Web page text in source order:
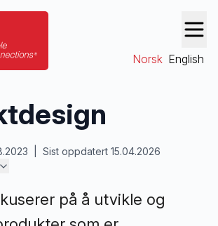
Norsk English
| Sist oppdatert 15.04.2026
på å utvikle og